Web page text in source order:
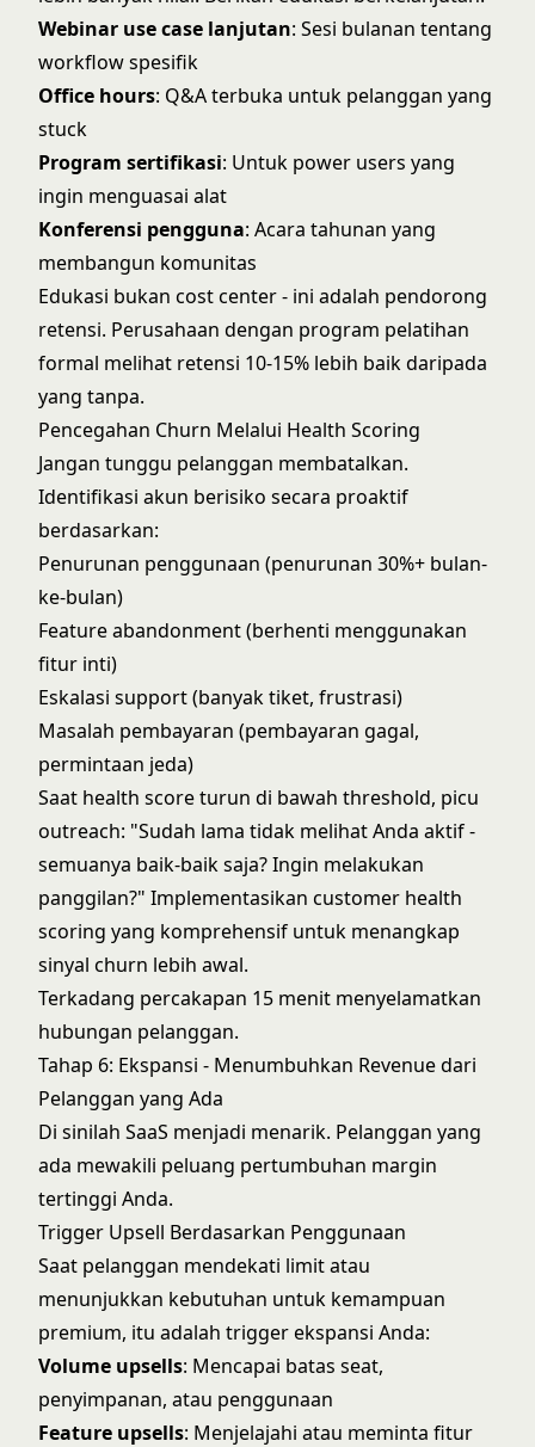
Webinar use case lanjutan: Sesi bulanan tentang
workflow spesifik
Office hours: Q&A terbuka untuk pelanggan yang
stuck
Program sertifikasi: Untuk power users yang
ingin menguasai alat
Konferensi pengguna: Acara tahunan yang
membangun komunitas
Edukasi bukan cost center - ini adalah pendorong
retensi. Perusahaan dengan program pelatihan
formal melihat retensi 10-15% lebih baik daripada
yang tanpa.
Pencegahan Churn Melalui Health Scoring
Jangan tunggu pelanggan membatalkan.
Identifikasi akun berisiko secara proaktif
berdasarkan:
Penurunan penggunaan (penurunan 30%+ bulan-
ke-bulan)
Feature abandonment (berhenti menggunakan
fitur inti)
Eskalasi support (banyak tiket, frustrasi)
Masalah pembayaran (pembayaran gagal,
permintaan jeda)
Saat health score turun di bawah threshold, picu
outreach: "Sudah lama tidak melihat Anda aktif -
semuanya baik-baik saja? Ingin melakukan
panggilan?" Implementasikan customer health
scoring yang komprehensif untuk menangkap
sinyal churn lebih awal.
Terkadang percakapan 15 menit menyelamatkan
hubungan pelanggan.
Tahap 6: Ekspansi - Menumbuhkan Revenue dari
Pelanggan yang Ada
Di sinilah SaaS menjadi menarik. Pelanggan yang
ada mewakili peluang pertumbuhan margin
tertinggi Anda.
Trigger Upsell Berdasarkan Penggunaan
Saat pelanggan mendekati limit atau
menunjukkan kebutuhan untuk kemampuan
premium, itu adalah trigger ekspansi Anda:
Volume upsells: Mencapai batas seat,
penyimpanan, atau penggunaan
Feature upsells: Menjelajahi atau meminta fitur